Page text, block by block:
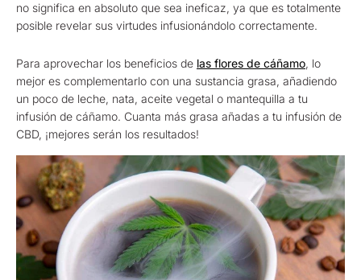
no significa en absoluto que sea ineficaz, ya que es totalmente
posible revelar sus virtudes infusionándolo correctamente.
Para aprovechar los beneficios de las flores de cáñamo, lo
mejor es complementarlo con una sustancia grasa, añadiendo
un poco de leche, nata, aceite vegetal o mantequilla a tu
infusión de cáñamo. Cuanta más grasa añadas a tu infusión de
CBD, ¡mejores serán los resultados!